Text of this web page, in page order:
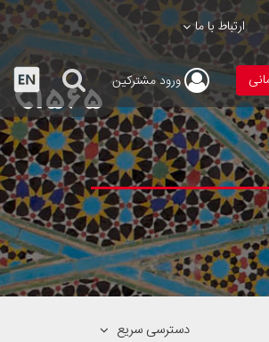
ارتباط با ما
ورودمشترکین
دسترسی سریع